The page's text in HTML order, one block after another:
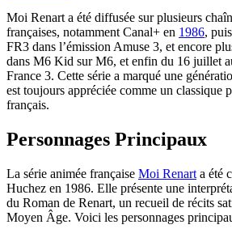
Moi Renart a été diffusée sur plusieurs
françaises, notamment Canal+ en 1986,
FR3 dans l’émission Amuse 3, et encore
dans M6 Kid sur M6, et enfin du 16 juillet
France 3. Cette série a marqué une
est toujours appréciée comme un classique
français.
Personnages Principaux
La série animée française Moi Renart a été
Huchez en 1986. Elle présente une
du Roman de Renart, un recueil de récits
Moyen Âge. Voici les personnages